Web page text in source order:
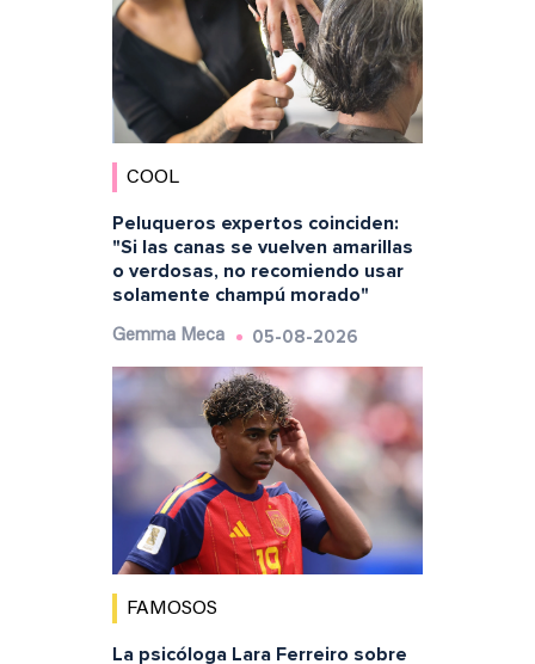
COOL
Peluqueros expertos coinciden:
"Si las canas se vuelven amarillas
o verdosas, no recomiendo usar
solamente champú morado"
Gemma Meca 05-08-2026
FAMOSOS
La psicóloga Lara Ferreiro sobre